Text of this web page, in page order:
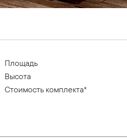
Площадь
Высота
Стоимость комплекта*